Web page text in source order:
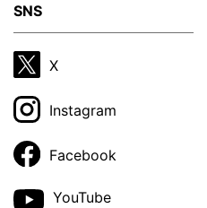
SNS
X
Instagram
Facebook
YouTube